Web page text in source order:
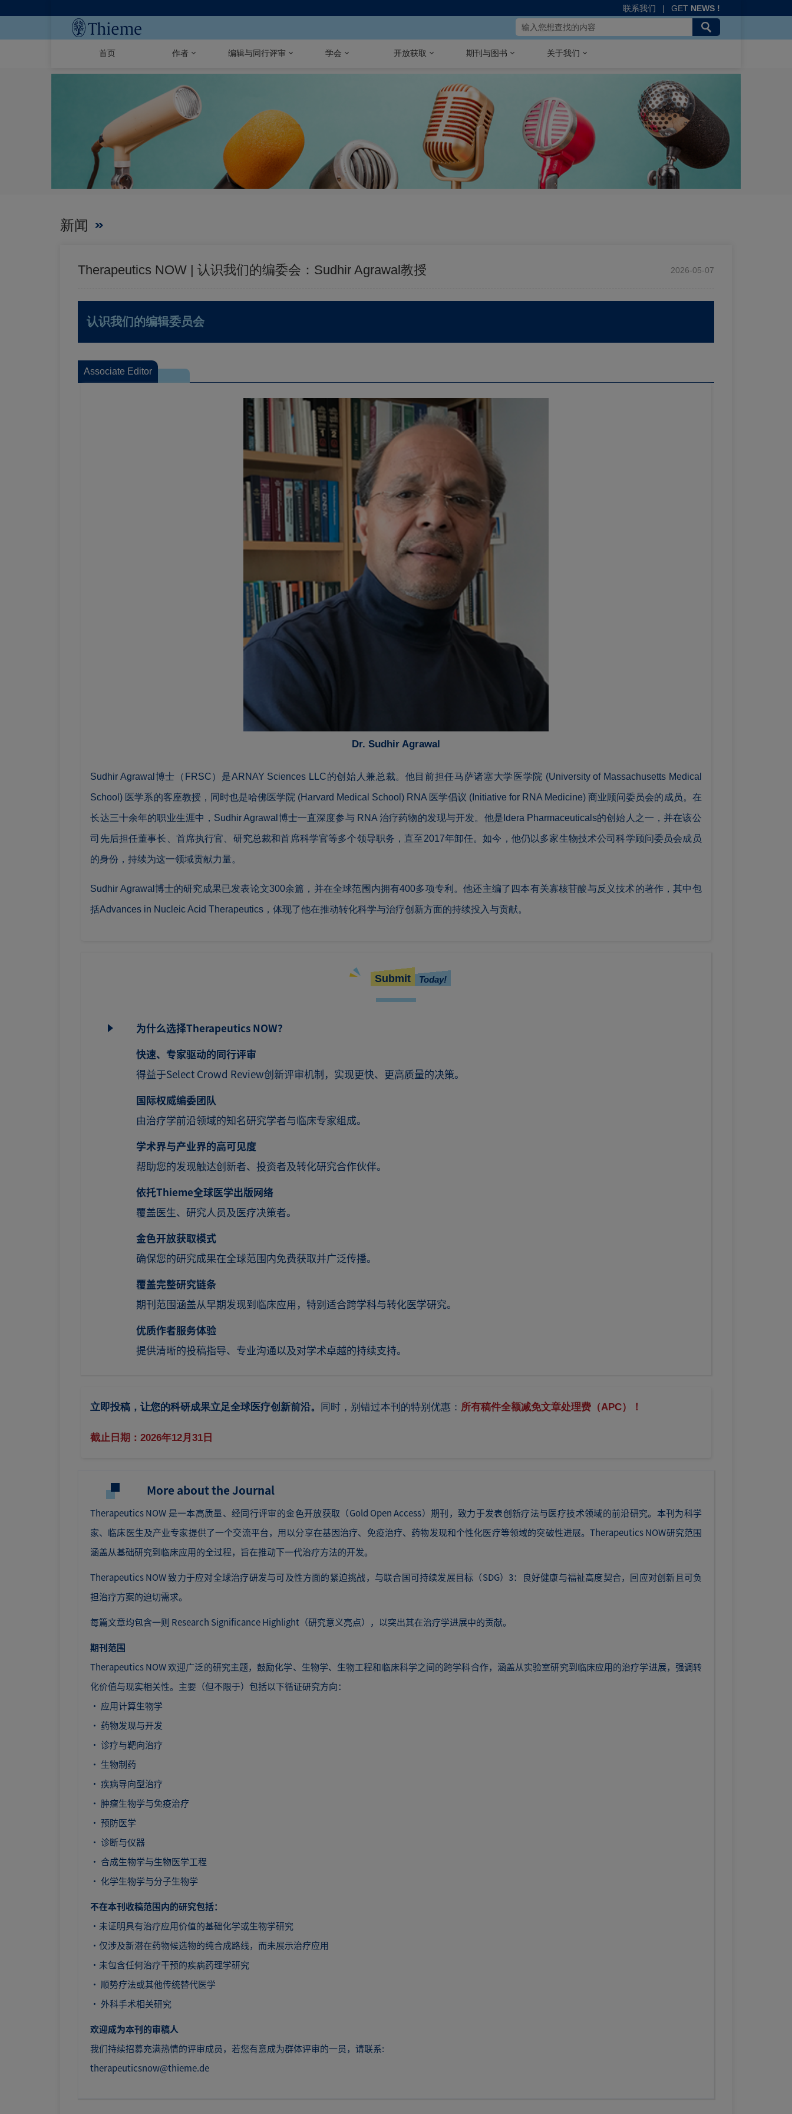
联系我们 | GET NEWS !
首页 作者 编辑与同行评审 学会 开放获取 期刊与图书 关于我们
新闻
Therapeutics NOW | 认识我们的编委会：Sudhir Agrawal教授 2026-05-07
认识我们的编辑委员会
Associate Editor
Dr. Sudhir Agrawal
Sudhir Agrawal博士（FRSC）是ARNAY Sciences LLC的创始人兼总裁。他目前担任马萨诸塞大学医学院 (University of Massachusetts Medical
School) 医学系的客座教授，同时也是哈佛医学院 (Harvard Medical School) RNA 医学倡议 (Initiative for RNA Medicine) 商业顾问委员会的成员。在
长达三十余年的职业生涯中，Sudhir Agrawal博士一直深度参与 RNA 治疗药物的发现与开发。他是Idera Pharmaceuticals的创始人之一，并在该公
司先后担任董事长、首席执行官、研究总裁和首席科学官等多个领导职务，直至2017年卸任。如今，他仍以多家生物技术公司科学顾问委员会成员
的身份，持续为这一领域贡献力量。
Sudhir Agrawal博士的研究成果已发表论文300余篇，并在全球范围内拥有400多项专利。他还主编了四本有关寡核苷酸与反义技术的著作，其中包
括Advances in Nucleic Acid Therapeutics，体现了他在推动转化科学与治疗创新方面的持续投入与贡献。
Submit Today!
为什么选择Therapeutics NOW？
快速、专家驱动的同行评审
得益于Select Crowd Review创新评审机制，实现更快、更高质量的决策。
国际权威编委团队
由治疗学前沿领域的知名研究学者与临床专家组成。
学术界与产业界的高可见度
帮助您的发现触达创新者、投资者及转化研究合作伙伴。
依托Thieme全球医学出版网络
覆盖医生、研究人员及医疗决策者。
金色开放获取模式
确保您的研究成果在全球范围内免费获取并广泛传播。
覆盖完整研究链条
期刊范围涵盖从早期发现到临床应用，特别适合跨学科与转化医学研究。
优质作者服务体验
提供清晰的投稿指导、专业沟通以及对学术卓越的持续支持。
立即投稿，让您的科研成果立足全球医疗创新前沿。 同时，别错过本刊的特别优惠： 所有稿件全额减免文章处理费（APC）！
截止日期：2026年12月31日
More about the Journal
Therapeutics NOW 是一本高质量、经同行评审的金色开放获取（Gold Open Access）期刊，致力于发表创新疗法与医疗技术领域的前沿研究。本刊为科学
家、临床医生及产业专家提供了一个交流平台，用以分享在基因治疗、免疫治疗、药物发现和个性化医疗等领域的突破性进展。Therapeutics NOW研究范围
涵盖从基础研究到临床应用的全过程，旨在推动下一代治疗方法的开发。
Therapeutics NOW 致力于应对全球治疗研发与可及性方面的紧迫挑战，与联合国可持续发展目标（SDG）3：良好健康与福祉高度契合，回应对创新且可负
担治疗方案的迫切需求。
每篇文章均包含一则 Research Significance Highlight（研究意义亮点），以突出其在治疗学进展中的贡献。
期刊范围
Therapeutics NOW 欢迎广泛的研究主题，鼓励化学、生物学、生物工程和临床科学之间的跨学科合作，涵盖从实验室研究到临床应用的治疗学进展，强调转
化价值与现实相关性。主要（但不限于）包括以下循证研究方向：
· 应用计算生物学
· 药物发现与开发
· 诊疗与靶向治疗
· 生物制药
· 疾病导向型治疗
· 肿瘤生物学与免疫治疗
· 预防医学
· 诊断与仪器
· 合成生物学与生物医学工程
· 化学生物学与分子生物学
不在本刊收稿范围内的研究包括：
·未证明具有治疗应用价值的基础化学或生物学研究
·仅涉及新潜在药物候选物的纯合成路线，而未展示治疗应用
·未包含任何治疗干预的疾病药理学研究
· 顺势疗法或其他传统替代医学
· 外科手术相关研究
欢迎成为本刊的审稿人
我们持续招募充满热情的评审成员，若您有意成为群体评审的一员，请联系:
therapeuticsnow@thieme.de